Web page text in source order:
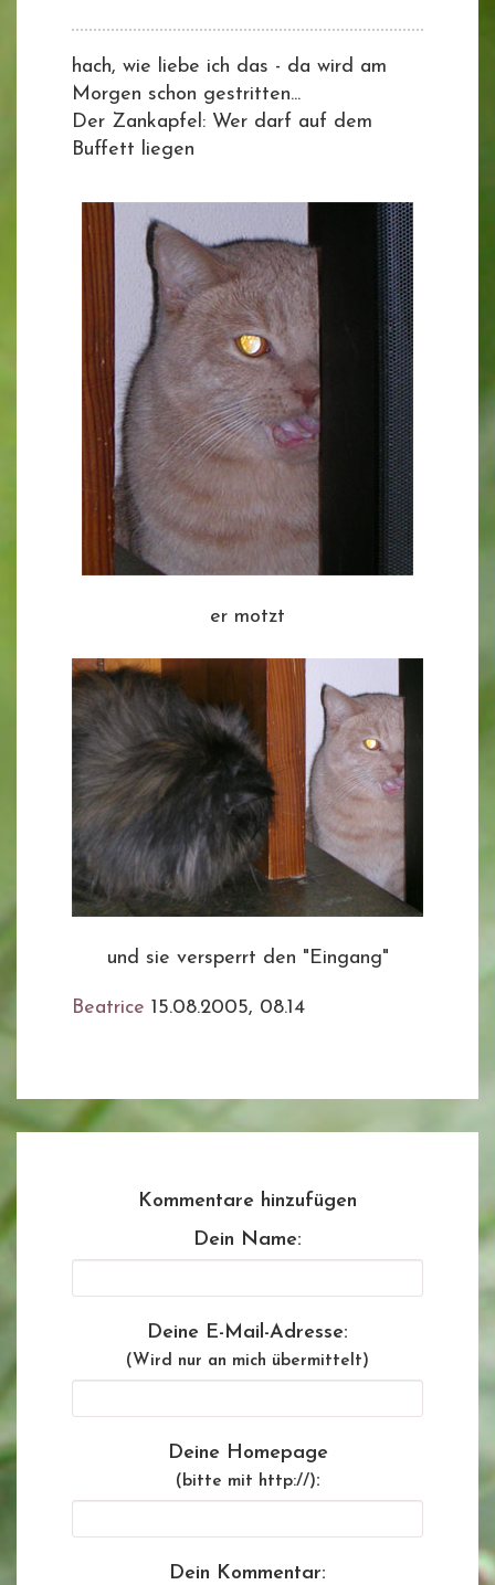
hach, wie liebe ich das - da wird am
Morgen schon gestritten...
Der Zankapfel: Wer darf auf dem
Buffett liegen
er motzt
und sie versperrt den "Eingang"
Beatrice 15.08.2005, 08.14
Kommentare hinzufügen
Dein Name:
Deine E-Mail-Adresse:
(Wird nur an mich übermittelt)
Deine Homepage
(bitte mit http://):
Dein Kommentar: